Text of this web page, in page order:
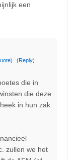
een
(Reply)
die in
die deze
in hun zak
zullen we het